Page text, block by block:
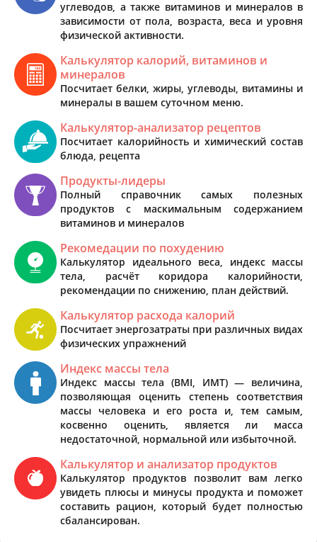
углеводов, а также витаминов и минералов в
зависимости от пола, возраста, веса и уровня
физической активности.
Калькулятор калорий, витаминов и
минералов
Посчитает белки, жиры, углеводы, витамины и
минералы в вашем суточном меню.
Калькулятор-анализатор рецептов
Посчитает калорийность и химический состав
блюда, рецепта
Продукты-лидеры
Полный справочник самых полезных
продуктов с маскимальным содержанием
витаминов и минералов
Рекомедации по похудению
Калькулятор идеального веса, индекс массы
тела, расчёт коридора калорийности,
рекомендации по снижению, план действий.
Калькулятор расхода калорий
Посчитает энергозатраты при различных видах
физических упражнений
Индекс массы тела
Индекс массы тела (BMI, ИМТ) — величина,
позволяющая оценить степень соответствия
массы человека и его роста и, тем самым,
косвенно оценить, является ли масса
недостаточной, нормальной или избыточной.
Калькулятор и анализатор продуктов
Калькулятор продуктов позволит вам легко
увидеть плюсы и минусы продукта и поможет
составить рацион, который будет полностью
сбалансирован.